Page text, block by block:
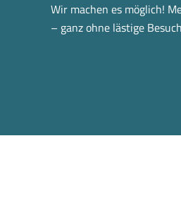
Wir machen es möglich!
– ganz ohne lästige